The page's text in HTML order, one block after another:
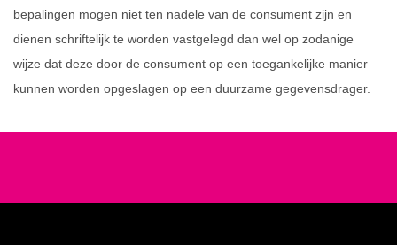
bepalingen mogen niet ten nadele van de consument zijn en
dienen schriftelijk te worden vastgelegd dan wel op zodanige
wijze dat deze door de consument op een toegankelijke manier
kunnen worden opgeslagen op een duurzame gegevensdrager.